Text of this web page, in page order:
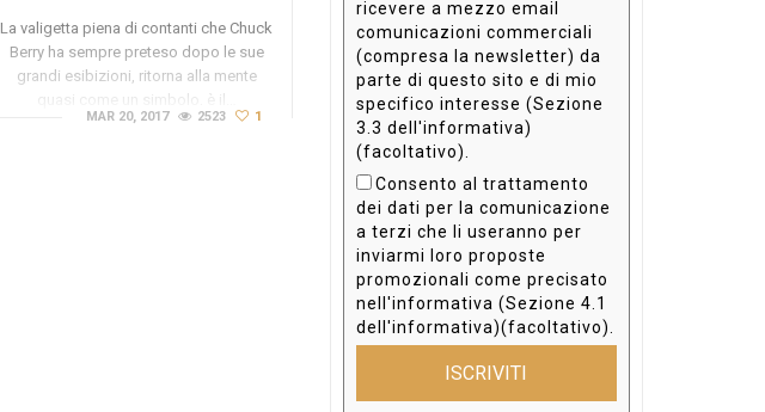
La valigetta piena di contanti che Chuck
Berry ha sempre preteso dopo le sue
grandi esibizioni, ritorna alla mente
MAR 20, 2017 2523 1
ricevere a mezzo email
comunicazioni commerciali
(compresa la newsletter) da
parte di questo sito e di mio
specifico interesse (Sezione
3.3 dell'informativa)
(facoltativo).
Consento al trattamento
dei dati per la comunicazione
a terzi che li useranno per
inviarmi loro proposte
promozionali come precisato
nell'informativa (Sezione 4.1
dell'informativa)(facoltativo).
ISCRIVITI